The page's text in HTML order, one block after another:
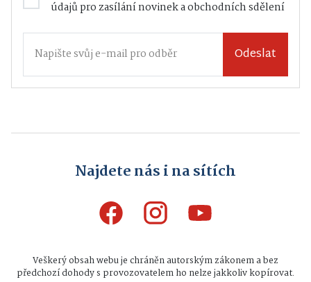
údajůpro zasílání novinek a obchodních sdělení
Odeslat
Najdete nás i na sítích
Veškerý obsah webu je chráněn autorským zákonem a bez
předchozí dohody s provozovatelem ho nelze jakkoliv kopírovat.